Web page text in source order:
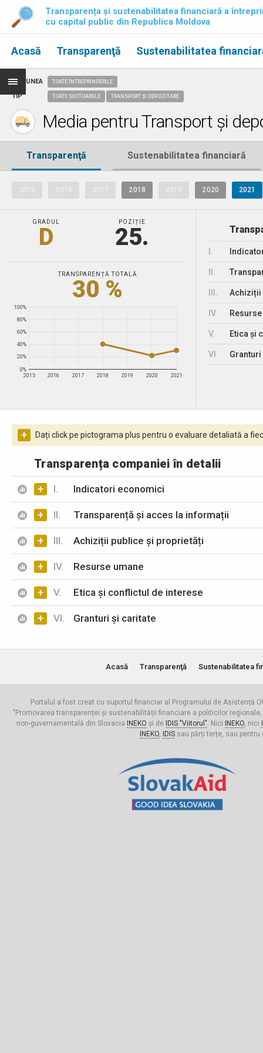
Transparența și sustenabilitatea financiară a
cu capital public din Republica Moldova
Acasă Transparenţă Sustenabilitatea
REGIUNEA
TIP
TOATE ÎNTREPRINDERILE
TOATE SECTOARELE TRANSPORT ȘI DEPOZITARE
Media pentru Transport și
Transparenţă Sustenabilitatea financiară
2018 2020 2021
GRADUL
D
POZIȚIE
25.
TRANSPARENȚĂ TOTALĂ
30 %
2015 2016 2017 2018 2019 2020 2021
0%
20%
40%
60%
80%
100%
Achiziții
IV.
V. Etica și
VI.
+ Dați click pe pictograma plus pentru o evaluare detaliată a
Transparența companiei în detalii
+ I. Indicatori economici
+ II. Transparență și acces la informații
+ III. Achiziții publice și proprietăți
+ IV. Resurse umane
+ V. Etica și conflictul de interese
+ VI. Granturi și caritate
Acasă Transparenţă Sustenabilitatea
Portalul a fost creat cu suportul financiar al Programului de Asistență
"Promovarea transparenței și sustenabilității financiare a politicilor
non-guvernamentală din Slovacia
INEKO și de IDIS "Viitorul". Nici INEKO, nici
INEKO, IDISsau părți terțe, sau pentru